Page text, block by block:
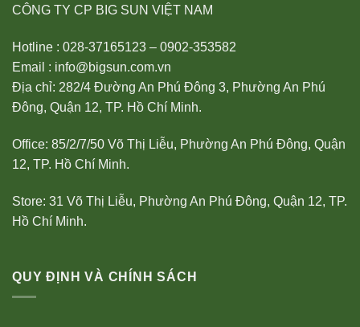
CÔNG TY CP BIG SUN VIỆT NAM
Hotline : 028-37165123 – 0902-353582
Email : info@bigsun.com.vn
Địa chỉ: 282/4 Đường An Phú Đông 3, Phường An Phú
Đông, Quận 12, TP. Hồ Chí Minh.
Office: 85/2/7/50 Võ Thị Liễu, Phường An Phú Đông, Quận
12, TP. Hồ Chí Minh.
Store: 31 Võ Thị Liễu, Phường An Phú Đông, Quận 12, TP.
Hồ Chí Minh.
QUY ĐỊNH VÀ CHÍNH SÁCH